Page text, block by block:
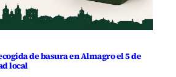
de basura en Almagro el 5 de
local